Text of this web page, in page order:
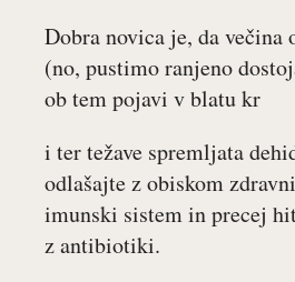
Dobra novica je, da
(no, pustimo ranjeno
ob tem pojavi v blatu kr
i ter težave spremljata
odlašajte z obiskom
imunski sistem in precej
z antibiotiki.